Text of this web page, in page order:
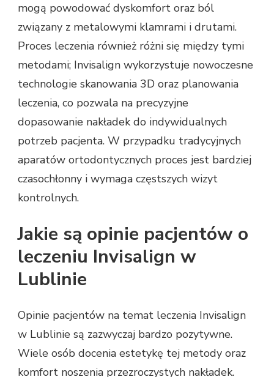
mogą powodować dyskomfort oraz ból
związany z metalowymi klamrami i drutami.
Proces leczenia również różni się między tymi
metodami; Invisalign wykorzystuje nowoczesne
technologie skanowania 3D oraz planowania
leczenia, co pozwala na precyzyjne
dopasowanie nakładek do indywidualnych
potrzeb pacjenta. W przypadku tradycyjnych
aparatów ortodontycznych proces jest bardziej
czasochłonny i wymaga częstszych wizyt
kontrolnych.
Jakie są opinie pacjentów o
leczeniu Invisalign w
Lublinie
Opinie pacjentów na temat leczenia Invisalign
w Lublinie są zazwyczaj bardzo pozytywne.
Wiele osób docenia estetykę tej metody oraz
komfort noszenia przezroczystych nakładek.